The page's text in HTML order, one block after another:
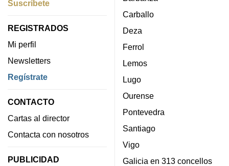
Suscríbete
REGISTRADOS
Mi perfil
Newsletters
Regístrate
CONTACTO
Cartas al director
Contacta con nosotros
PUBLICIDAD
Carballo
Deza
Ferrol
Lemos
Lugo
Ourense
Pontevedra
Santiago
Vigo
Galicia en 313 concellos